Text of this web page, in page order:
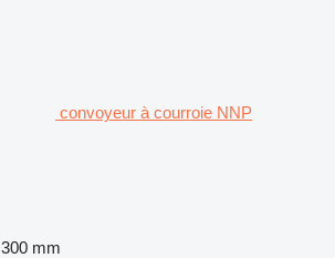
convoyeur à courroie NNP
300 mm